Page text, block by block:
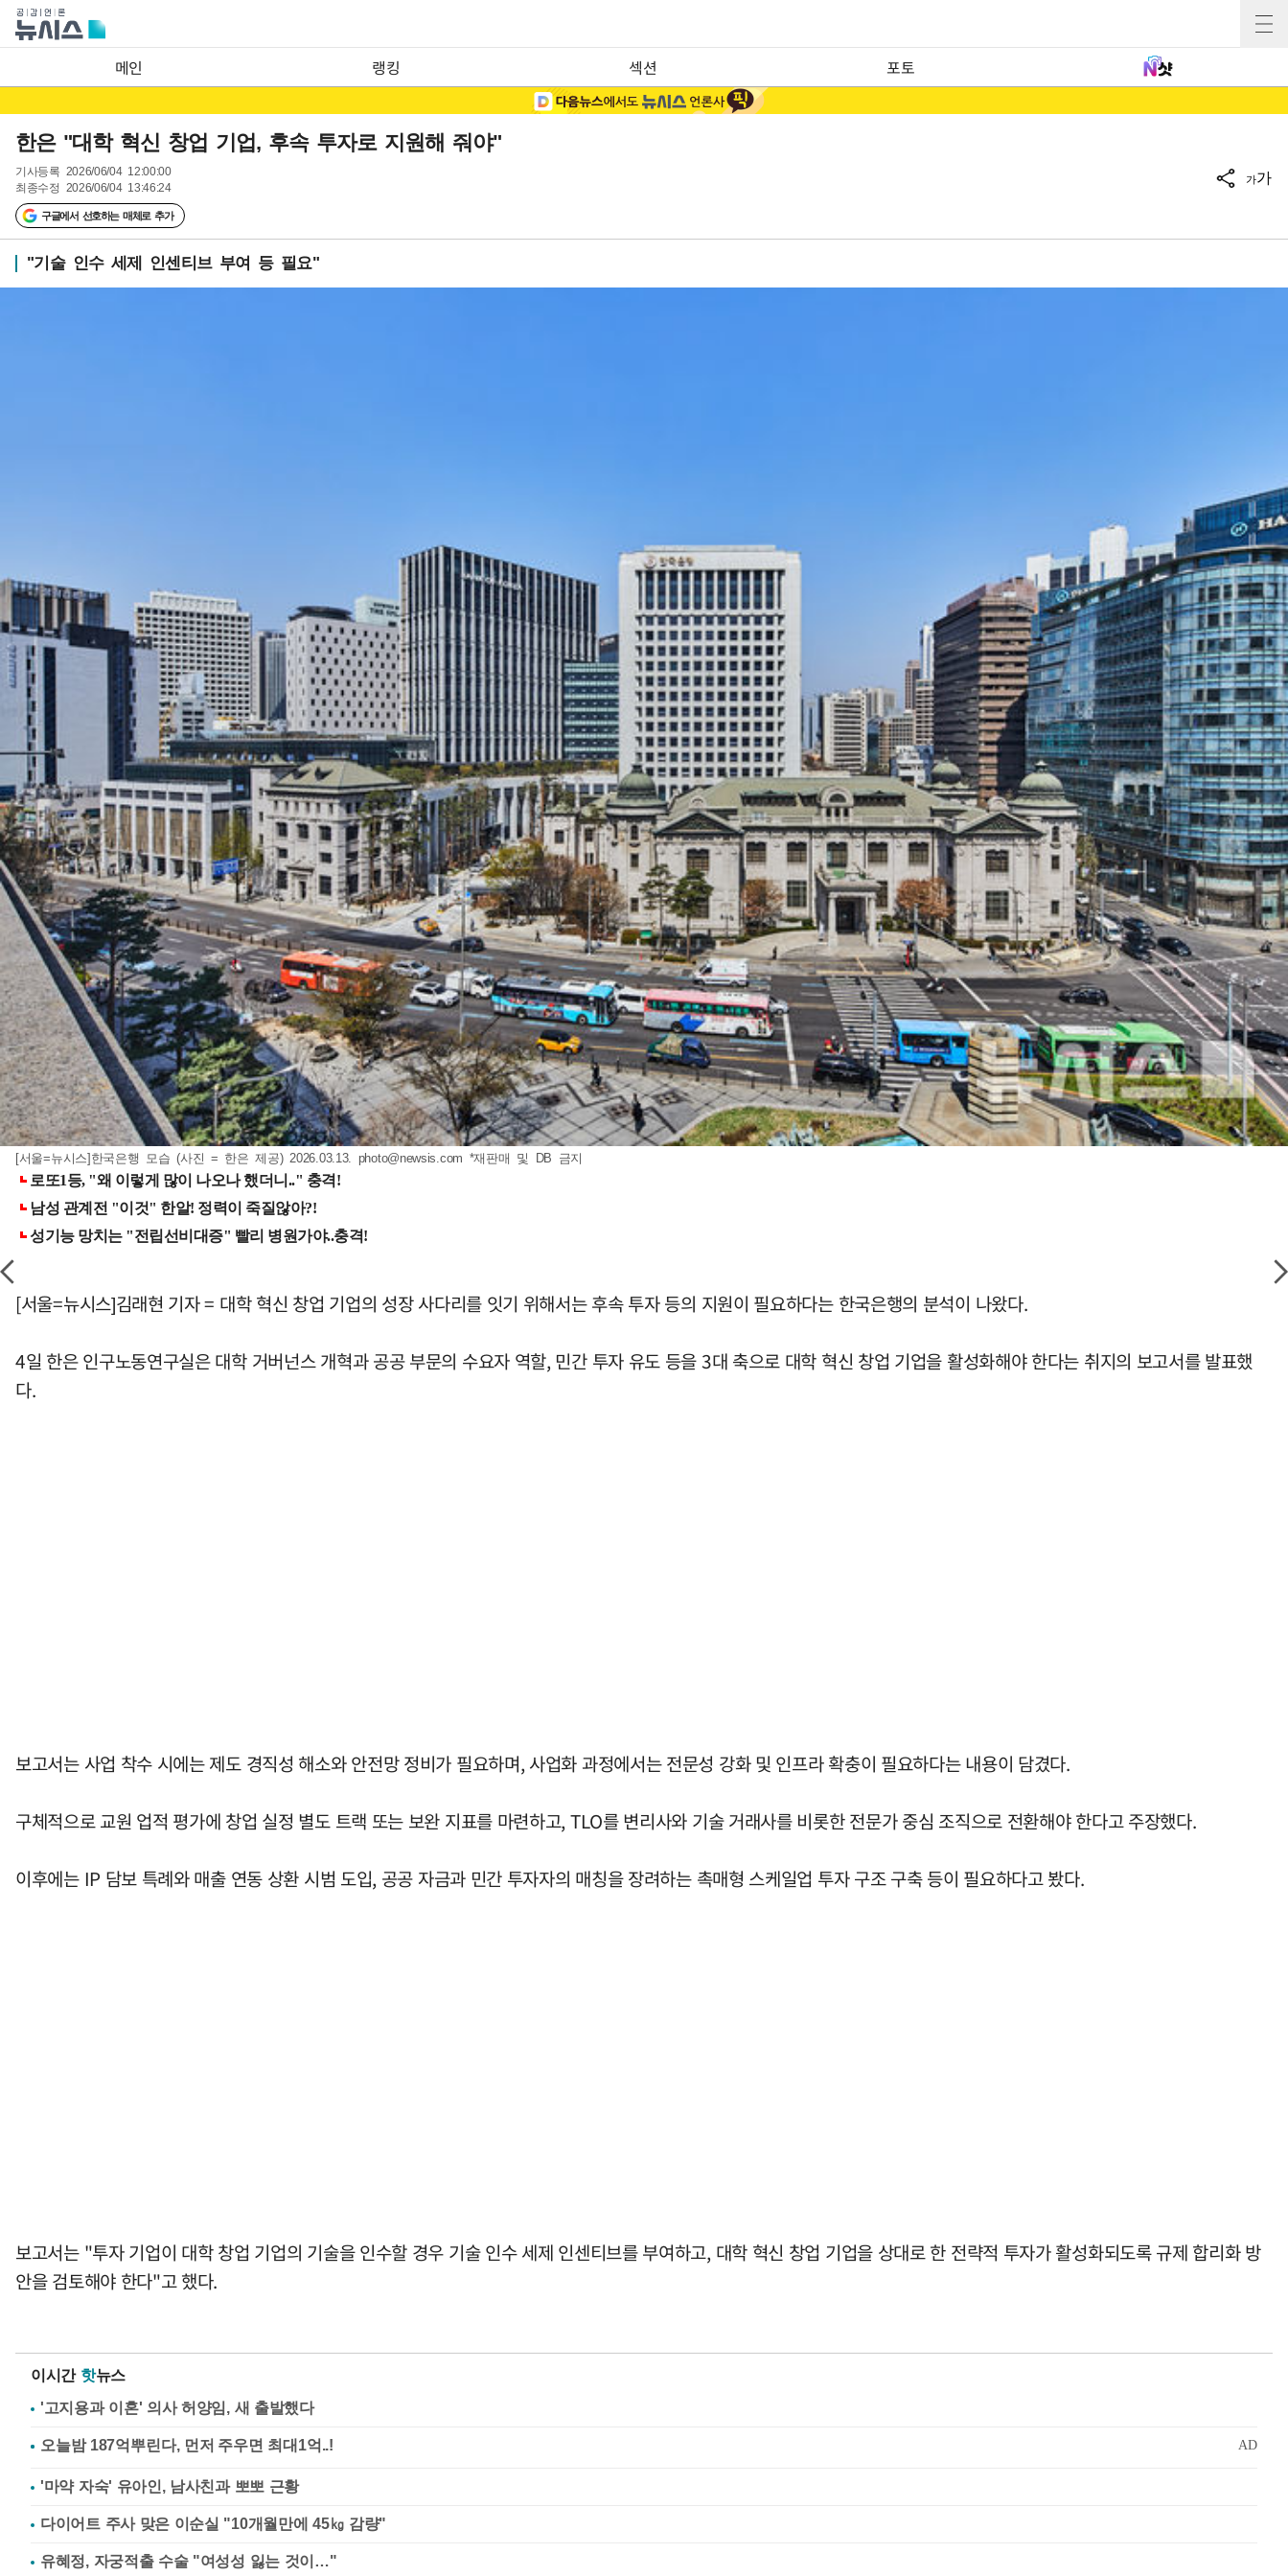
메인 랭킹 섹션 포토
한은 "대학 혁신 창업 기업, 후속 투자로 지원해 줘야"
기사등록 2026/06/04 12:00:00
최종수정 2026/06/04 13:46:24
구글에서 선호하는 매체로 추가
가가
"기술 인수 세제 인센티브 부여 등 필요"
[서울=뉴시스]한국은행 모습 (사진 = 한은 제공) 2026.03.13. photo@newsis.com *재판매 및 DB 금지
[서울=뉴시스]김래현 기자 = 대학 혁신 창업 기업의 성장 사다리를 잇기 위해서는 후속 투자 등의 지원이 필요하다는 한국은행의 분석이 나왔다.
4일 한은 인구노동연구실은 대학 거버넌스 개혁과 공공 부문의 수요자 역할, 민간 투자 유도 등을 3대 축으로 대학 혁신 창업 기업을 활성화해야 한다는 취지의 보고서를 발표했
다.
보고서는 사업 착수 시에는 제도 경직성 해소와 안전망 정비가 필요하며, 사업화 과정에서는 전문성 강화 및 인프라 확충이 필요하다는 내용이 담겼다.
구체적으로 교원 업적 평가에 창업 실정 별도 트랙 또는 보완 지표를 마련하고, TLO를 변리사와 기술 거래사를 비롯한 전문가 중심 조직으로 전환해야 한다고 주장했다.
이후에는 IP 담보 특례와 매출 연동 상환 시범 도입, 공공 자금과 민간 투자자의 매칭을 장려하는 촉매형 스케일업 투자 구조 구축 등이 필요하다고 봤다.
보고서는 "투자 기업이 대학 창업 기업의 기술을 인수할 경우 기술 인수 세제 인센티브를 부여하고, 대학 혁신 창업 기업을 상대로 한 전략적 투자가 활성화되도록 규제 합리화 방
안을 검토해야 한다"고 했다.
이시간 핫뉴스
'고지용과 이혼' 의사 허양임, 새 출발했다
'마약 자숙' 유아인, 남사친과 뽀뽀 근황
다이어트 주사 맞은 이순실 "10개월만에 45㎏ 감량"
유혜정, 자궁적출 수술 "여성성 잃는 것이…"